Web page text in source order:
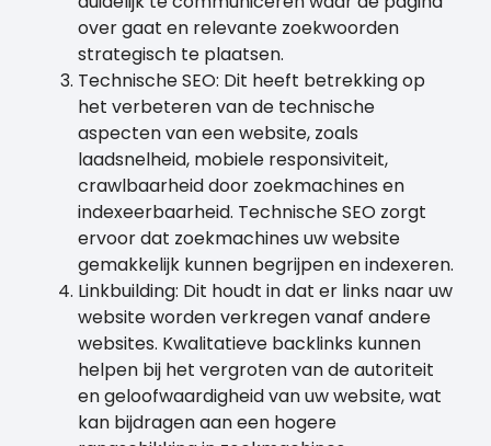
over gaat en relevante zoekwoorden
strategisch te plaatsen.
Technische SEO: Dit heeft betrekking op
het verbeteren van de technische
aspecten van een website, zoals
laadsnelheid, mobiele responsiviteit,
crawlbaarheid door zoekmachines en
indexeerbaarheid. Technische SEO zorgt
ervoor dat zoekmachines uw website
gemakkelijk kunnen begrijpen en indexeren.
Linkbuilding: Dit houdt in dat er links naar uw
website worden verkregen vanaf andere
websites. Kwalitatieve backlinks kunnen
helpen bij het vergroten van de autoriteit
en geloofwaardigheid van uw website, wat
kan bijdragen aan een hogere